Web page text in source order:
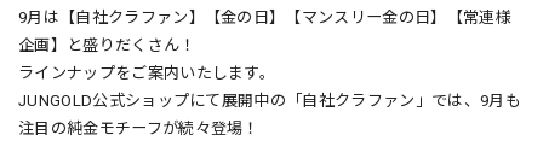
9月は【自社クラファン】【金の日】【マンスリー金の日】【常連様
企画】と盛りだくさん！
ラインナップをご案内いたします。
JUNGOLD公式ショップにて展開中の「自社クラファン」では、9月も
注目の純金モチーフが続々登場！